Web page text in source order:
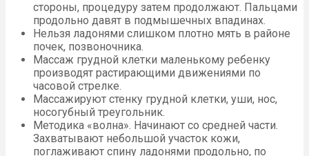
стороны, процедуру затем продолжают. Пальцами
продольно давят в подмышечных впадинах.
Нельзя ладонями слишком плотно мять в районе
почек, позвоночника.
Массаж грудной клетки маленькому ребенку
производят растирающими движениями по
часовой стрелке.
Массажируют стенку грудной клетки, уши, нос,
носогубный треугольник.
Методика «волна». Начинают со средней части.
Захватывают небольшой участок кожи,
поглаживают спину ладонями продольно, по